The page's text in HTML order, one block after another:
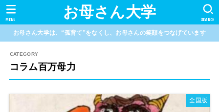
お母さん大学 SEARCH
MENU
お母さん大学は、“孤育て”をなくし、お母さんの笑顔をつなげています
コラム百万母力
全国版